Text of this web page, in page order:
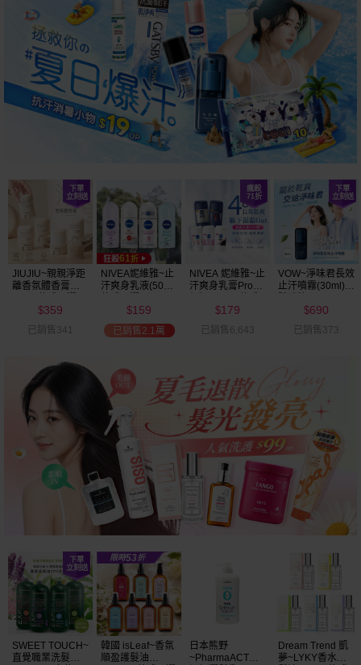
JIUJIU~親親淨距
離香氛體香膏
$359
已銷售341
NIVEA妮維雅~止
汗爽身乳液(50ml)
$159
已銷售2.1萬
NIVEA 妮維雅~止
汗爽身乳膏Pro升
$179
已銷售6,643
VOW~淨味君長效
止汗噴霧(30ml)
$690
已銷售373
SWEET TOUCH~
直覺職業洗髮精
韓國 isLeaf~香氛
順盈護髮油
日本熊野
~PharmaACT無
Dream Trend 凱
夢~LYKY香水護